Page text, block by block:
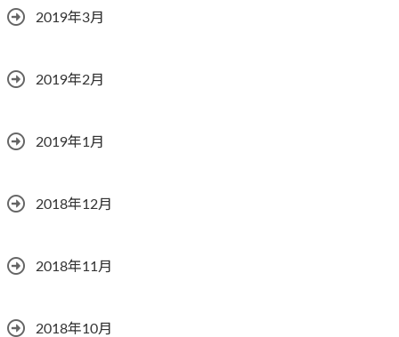
2019年3月
2019年2月
2019年1月
2018年12月
2018年11月
2018年10月